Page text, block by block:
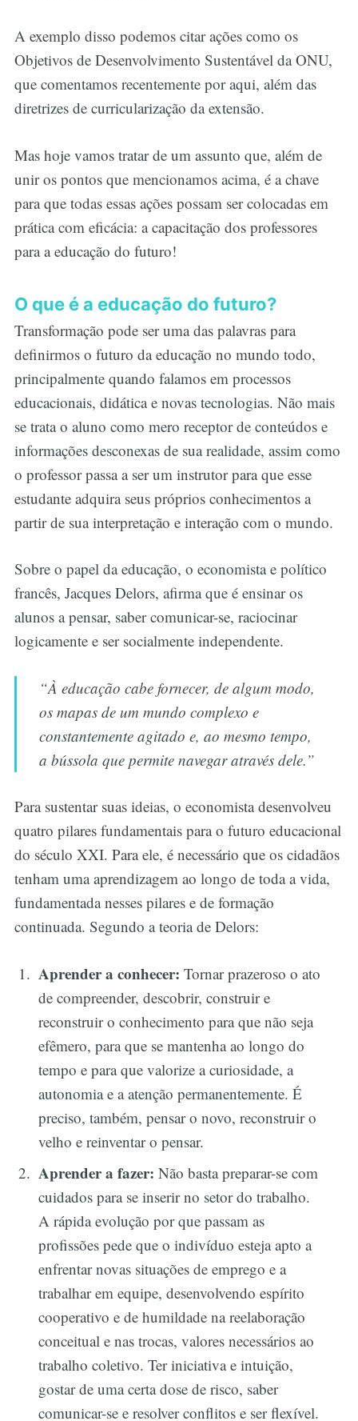
A exemplo disso podemos citar ações como os
Objetivos de Desenvolvimento Sustentável da ONU,
que comentamos recentemente por aqui, além das
diretrizes de curricularização da extensão.
Mas hoje vamos tratar de um assunto que, além de
unir os pontos que mencionamos acima, é a chave
para que todas essas ações possam ser colocadas em
prática com eficácia: a capacitação dos professores
para a educação do futuro!
O que é a educação do futuro?
Transformação pode ser uma das palavras para
definirmos o futuro da educação no mundo todo,
principalmente quando falamos em processos
educacionais, didática e novas tecnologias. Não mais
se trata o aluno como mero receptor de conteúdos e
informações desconexas de sua realidade, assim como
o professor passa a ser um instrutor para que esse
estudante adquira seus próprios conhecimentos a
partir de sua interpretação e interação com o mundo.
Sobre o papel da educação, o economista e político
francês, Jacques Delors, afirma que é ensinar os
alunos a pensar, saber comunicar-se, raciocinar
logicamente e ser socialmente independente.
“À educação cabe fornecer, de algum modo,
os mapas de um mundo complexo e
constantemente agitado e, ao mesmo tempo,
a bússola que permite navegar através dele.”
Para sustentar suas ideias, o economista desenvolveu
quatro pilares fundamentais para o futuro educacional
do século XXI. Para ele, é necessário que os cidadãos
tenham uma aprendizagem ao longo de toda a vida,
fundamentada nesses pilares e de formação
continuada. Segundo a teoria de Delors:
Aprender a conhecer:Tornar prazeroso o ato
de compreender, descobrir, construir e
reconstruir o conhecimento para que não seja
efêmero, para que se mantenha ao longo do
tempo e para que valorize a curiosidade, a
autonomia e a atenção permanentemente. É
preciso, também, pensar o novo, reconstruir o
velho e reinventar o pensar.
Aprender a fazer:Não basta preparar-se com
cuidados para se inserir no setor do trabalho.
A rápida evolução por que passam as
profissões pede que o indivíduo esteja apto a
enfrentar novas situações de emprego e a
trabalhar em equipe, desenvolvendo espírito
cooperativo e de humildade na reelaboração
conceitual e nas trocas, valores necessários ao
trabalho coletivo. Ter iniciativa e intuição,
gostar de uma certa dose de risco, saber
comunicar-se e resolver conflitos e ser flexível.